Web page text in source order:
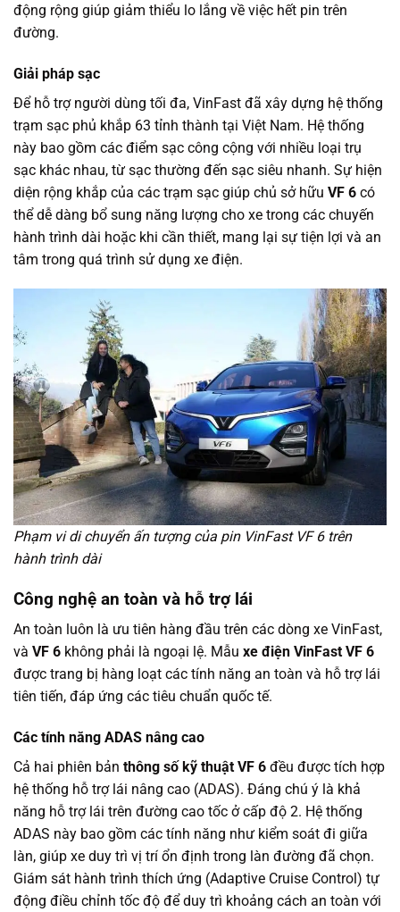
động rộng giúp giảm thiểu lo lắng về việc hết pin trên
đường.
Giải pháp sạc
Để hỗ trợ người dùng tối đa, VinFast đã xây dựng hệ thống
trạm sạc phủ khắp 63 tỉnh thành tại Việt Nam. Hệ thống
này bao gồm các điểm sạc công cộng với nhiều loại trụ
sạc khác nhau, từ sạc thường đến sạc siêu nhanh. Sự hiện
diện rộng khắp của các trạm sạc giúp chủ sở hữu VF 6 có
thể dễ dàng bổ sung năng lượng cho xe trong các chuyến
hành trình dài hoặc khi cần thiết, mang lại sự tiện lợi và an
tâm trong quá trình sử dụng xe điện.
Phạm vi di chuyển ấn tượng của pin VinFast VF 6 trên
hành trình dài
Công nghệ an toàn và hỗ trợ lái
An toàn luôn là ưu tiên hàng đầu trên các dòng xe VinFast,
và VF 6 không phải là ngoại lệ. Mẫu xe điện VinFast VF 6
được trang bị hàng loạt các tính năng an toàn và hỗ trợ lái
tiên tiến, đáp ứng các tiêu chuẩn quốc tế.
Các tính năng ADAS nâng cao
Cả hai phiên bản thông số kỹ thuật VF 6 đều được tích hợp
hệ thống hỗ trợ lái nâng cao (ADAS). Đáng chú ý là khả
năng hỗ trợ lái trên đường cao tốc ở cấp độ 2. Hệ thống
ADAS này bao gồm các tính năng như kiểm soát đi giữa
làn, giúp xe duy trì vị trí ổn định trong làn đường đã chọn.
Giám sát hành trình thích ứng (Adaptive Cruise Control) tự
động điều chỉnh tốc độ để duy trì khoảng cách an toàn với